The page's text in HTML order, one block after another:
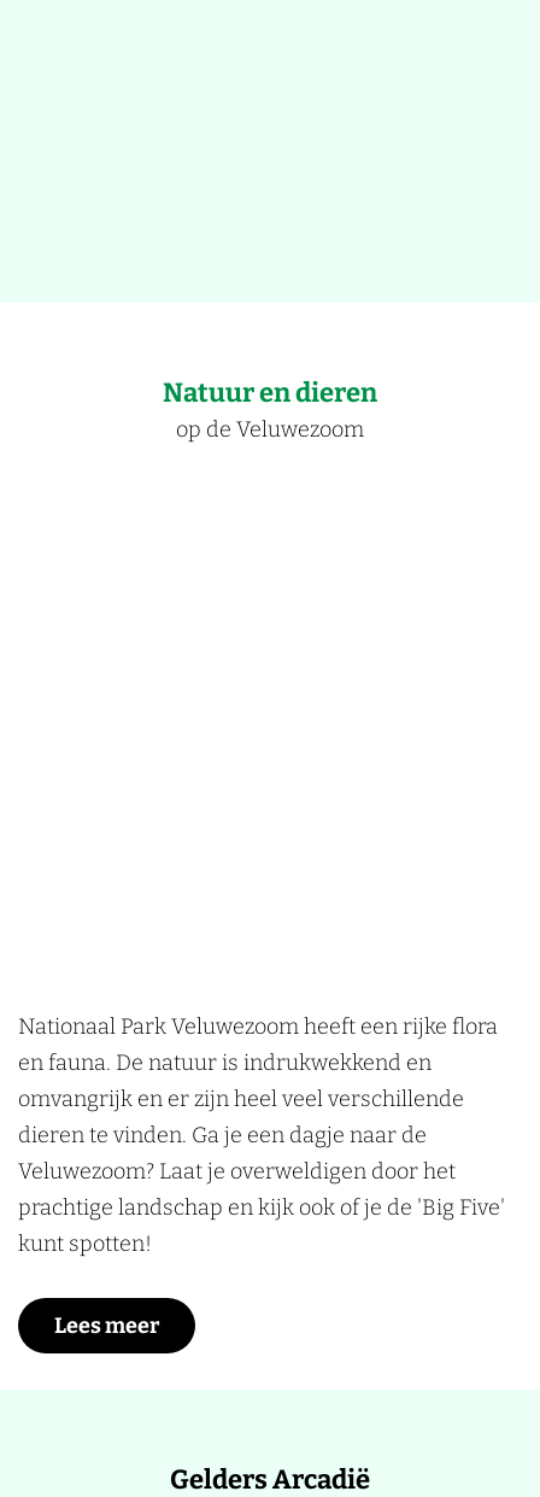
Natuur en dieren
op de Veluwezoom
Nationaal Park Veluwezoom heeft een rijke flora
en fauna. De natuur is indrukwekkend en
omvangrijk en er zijn heel veel verschillende
dieren te vinden. Ga je een dagje naar de
Veluwezoom? Laat je overweldigen door het
prachtige landschap en kijk ook of je de 'Big Five'
kunt spotten!
Lees meer
Gelders Arcadië